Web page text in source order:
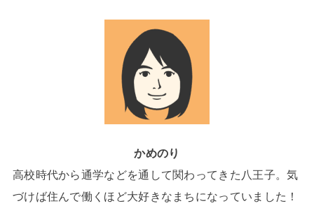
かめのり
高校時代から通学などを通して関わってきた八王子。気
づけば住んで働くほど大好きなまちになっていました！